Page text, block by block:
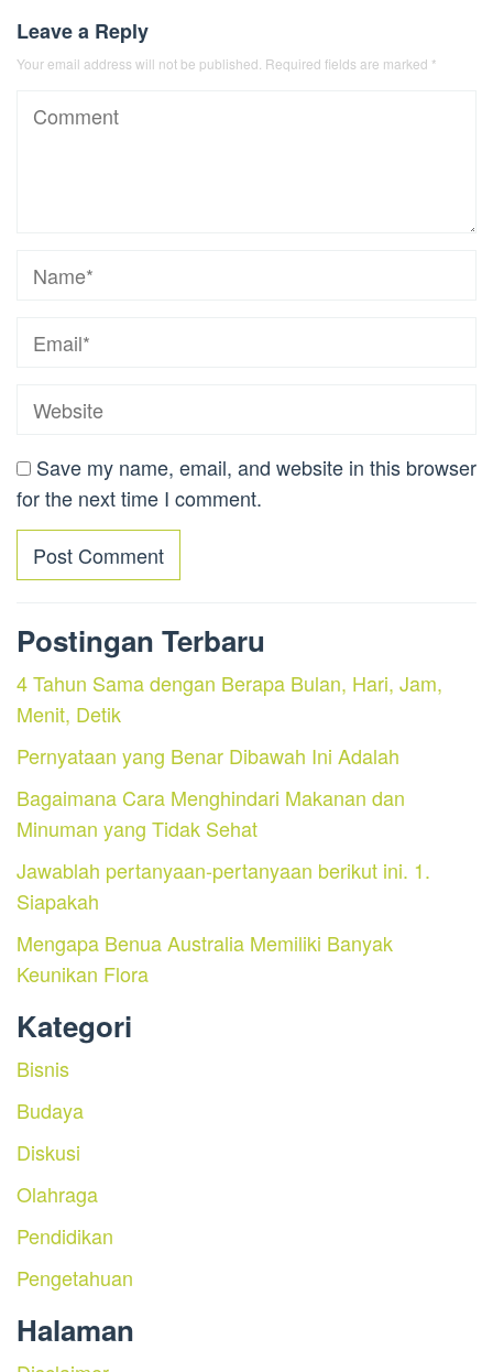
Leave a Reply
Your email address will not be published. Required fields are marked *
Save my name, email, and website in this browser
for the next time I comment.
Postingan Terbaru
4 Tahun Sama dengan Berapa Bulan, Hari, Jam,
Menit, Detik
Pernyataan yang Benar Dibawah Ini Adalah
Bagaimana Cara Menghindari Makanan dan
Minuman yang Tidak Sehat
Jawablah pertanyaan-pertanyaan berikut ini. 1.
Siapakah
Mengapa Benua Australia Memiliki Banyak
Keunikan Flora
Kategori
Bisnis
Budaya
Diskusi
Olahraga
Pendidikan
Pengetahuan
Halaman